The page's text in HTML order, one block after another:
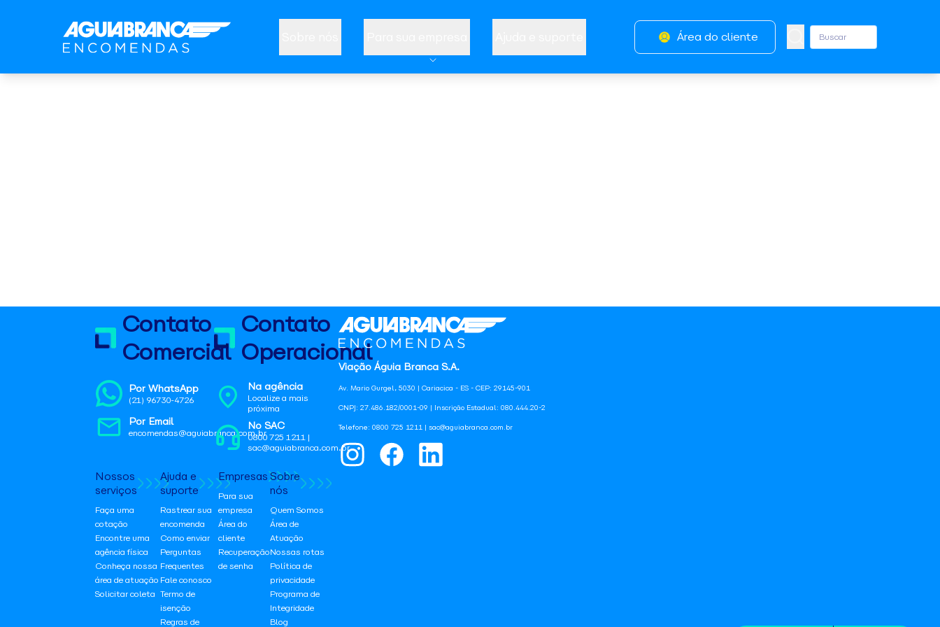
Área do cliente
Viação Águia Branca S.A.
Av. Mario Gurgel, 5030 | Cariacica - ES - CEP: 29145-901
CNPJ: 27.486.182/0001-09 | Inscrição Estadual: 080.444.20-2
Telefone: 0800 725 1211 | sac@aguiabranca.com.br
Contato
Comercial
Por WhatsApp
(21) 96730-4726
Por Email
encomendas@aguiabranca.com.br
Contato
Operacional
Na agência
Localize a mais
próxima
No SAC
0800 725 1211 |
sac@aguiabranca.com.br
Nossos
serviços
Faça uma
cotação
Encontre uma
agência física
Conheça nossa
área de atuação
Solicitar coleta
Ajuda e
suporte
Rastrear sua
encomenda
Como enviar
Perguntas
Frequentes
Fale conosco
Termo de
isenção
Regras de
Empresas
Para sua
empresa
Área do
cliente
Recuperação
de senha
Sobre
nós
Quem Somos
Área de
Atuação
Nossas rotas
Política de
privacidade
Programa de
Integridade
Blog